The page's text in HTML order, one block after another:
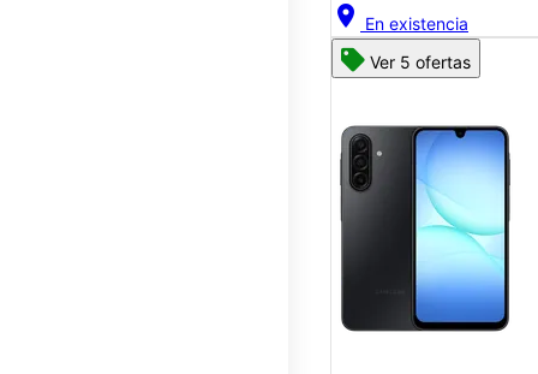
location_on En existencia
Ver 5 ofertas